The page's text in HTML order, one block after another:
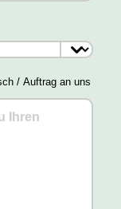
/ Auftrag an uns